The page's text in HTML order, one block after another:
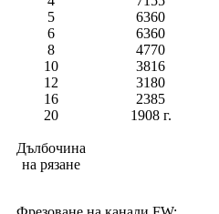
5
6360
6
6360
8
4770
10
3816
12
3180
16
2385
20
1908 г.
Дълбочина
на рязане